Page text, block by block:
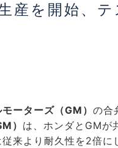
産を開始、
ーターズ（GM） の合
） は、ホンダとGMが
従来より耐久性を2倍